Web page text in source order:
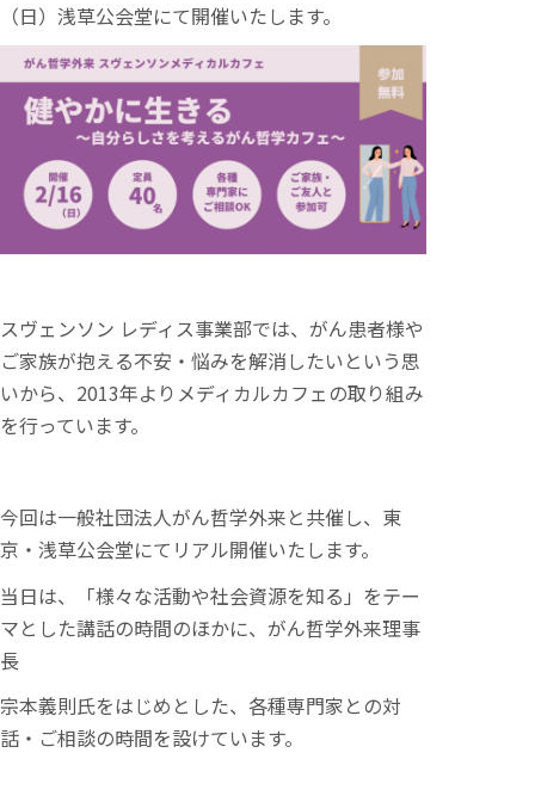
（日）浅草公会堂にて開催いたします。
スヴェンソン レディス事業部では、がん患者様や
ご家族が抱える不安・悩みを解消したいという思
いから、2013年よりメディカルカフェの取り組み
を行っています。
今回は一般社団法人がん哲学外来と共催し、東
京・浅草公会堂にてリアル開催いたします。
当日は、「様々な活動や社会資源を知る」をテー
マとした講話の時間のほかに、がん哲学外来理事
長
宗本義則氏をはじめとした、各種専門家との対
話・ご相談の時間を設けています。